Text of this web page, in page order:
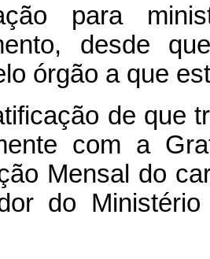
para
desde
órgão a que
de que
com a
Mensal do
do